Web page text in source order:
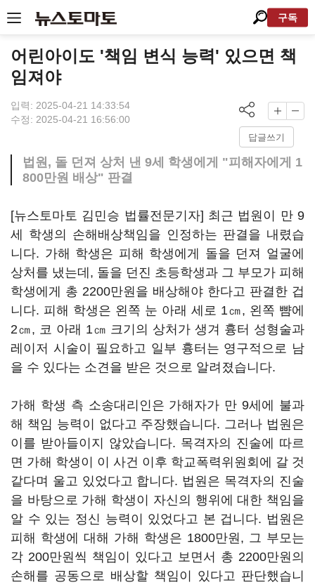
구독
어린아이도 '책임 변식 능력' 있으면 책
임져야
입력: 2025-04-21 14:33:54
수정: 2025-04-21 16:56:00
답글쓰기
법원, 돌 던져 상처 낸 9세 학생에게 "피해자에게 1
800만원 배상" 판결
[뉴스토마토 김민승 법률전문기자] 최근 법원이 만 9
세 학생의 손해배상책임을 인정하는 판결을 내렸습
니다. 가해 학생은 피해 학생에게 돌을 던져 얼굴에
상처를 냈는데, 돌을 던진 초등학생과 그 부모가 피해
학생에게 총 2200만원을 배상해야 한다고 판결한 겁
니다. 피해 학생은 왼쪽 눈 아래 세로 1㎝, 왼쪽 뺨에
2㎝, 코 아래 1㎝ 크기의 상처가 생겨 흉터 성형술과
레이저 시술이 필요하고 일부 흉터는 영구적으로 남
을 수 있다는 소견을 받은 것으로 알려졌습니다.
가해 학생 측 소송대리인은 가해자가 만 9세에 불과
해 책임 능력이 없다고 주장했습니다. 그러나 법원은
이를 받아들이지 않았습니다. 목격자의 진술에 따르
면 가해 학생이 이 사건 이후 학교폭력위원회에 갈 것
같다며 울고 있었다고 합니다. 법원은 목격자의 진술
을 바탕으로 가해 학생이 자신의 행위에 대한 책임을
알 수 있는 정신 능력이 있었다고 본 겁니다. 법원은
피해 학생에 대해 가해 학생은 1800만원, 그 부모는
각 200만원씩 책임이 있다고 보면서 총 2200만원의
손해를 공동으로 배상할 책임이 있다고 판단했습니